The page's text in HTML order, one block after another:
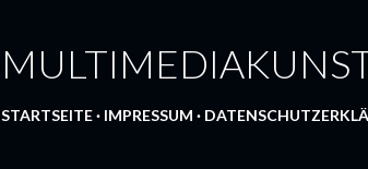
STARTSEITE IMPRESSUM